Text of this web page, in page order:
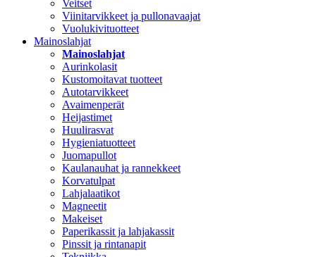
Veitset
Viinitarvikkeet ja pullonavaajat
Vuolukivituotteet
Mainoslahjat
Mainoslahjat
Aurinkolasit
Kustomoitavat tuotteet
Autotarvikkeet
Avaimenperät
Heijastimet
Huulirasvat
Hygieniatuotteet
Juomapullot
Kaulanauhat ja rannekkeet
Korvatulpat
Lahjalaatikot
Magneetit
Makeiset
Paperikassit ja lahjakassit
Pinssit ja rintanapit